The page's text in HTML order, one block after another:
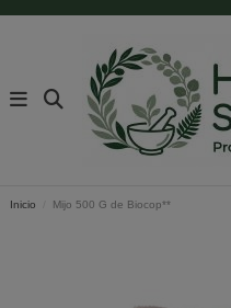
Inicio Mijo 500 G de Biocop**